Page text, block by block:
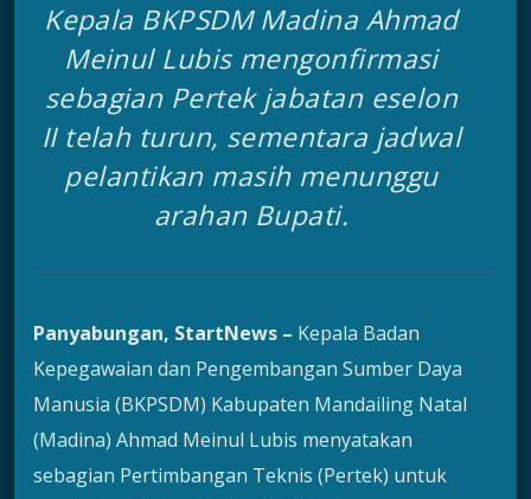
Kepala BKPSDM Madina Ahmad
Meinul Lubis mengonfirmasi
sebagian Pertek jabatan eselon
II telah turun, sementara jadwal
pelantikan masih menunggu
arahan Bupati.
Panyabungan, StartNews – Kepala Badan
Kepegawaian dan Pengembangan Sumber Daya
Manusia (BKPSDM) Kabupaten Mandailing Natal
(Madina) Ahmad Meinul Lubis menyatakan
sebagian Pertimbangan Teknis (Pertek) untuk